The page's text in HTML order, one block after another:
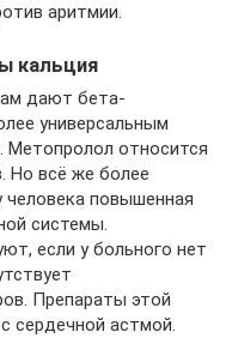
аритмии.
кальция
дают бета-
универсальным
Метопролол относится
Но всё же более
человека повышенная
системы.
если у больного нет
Препараты этой
сердечной астмой.